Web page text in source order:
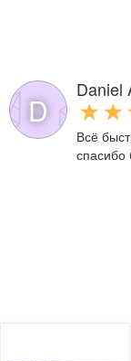
D
Daniel
Всё